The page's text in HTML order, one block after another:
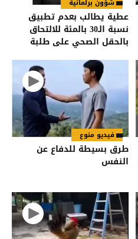
عطية يطالب بعدم تطبيق
نسبة الـ30 بالمئة للالتحاق
بالحقل الصحي على طلبة
فيديو منوع
طرق بسيطة للدفاع عن
النفس